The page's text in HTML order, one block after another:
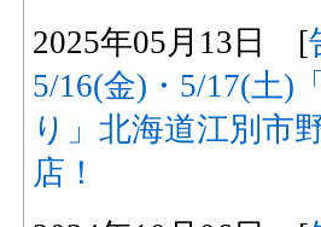
2025年05月13日 [
5/16(金)・5/17(土)
り」北海道江別市
店！